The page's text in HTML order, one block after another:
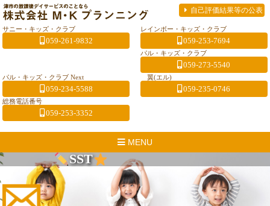
自己評価結果等の公表
サニー・キッズ・クラブ
059-261-9832
レインボー・キッズ・クラブ
059-253-7694
パル・キッズ・クラブ
059-273-5540
パル・キッズ・クラブ Next
059-234-5588
翼(エル)
059-235-0746
総務電話番号
059-253-3352
MENU
SST